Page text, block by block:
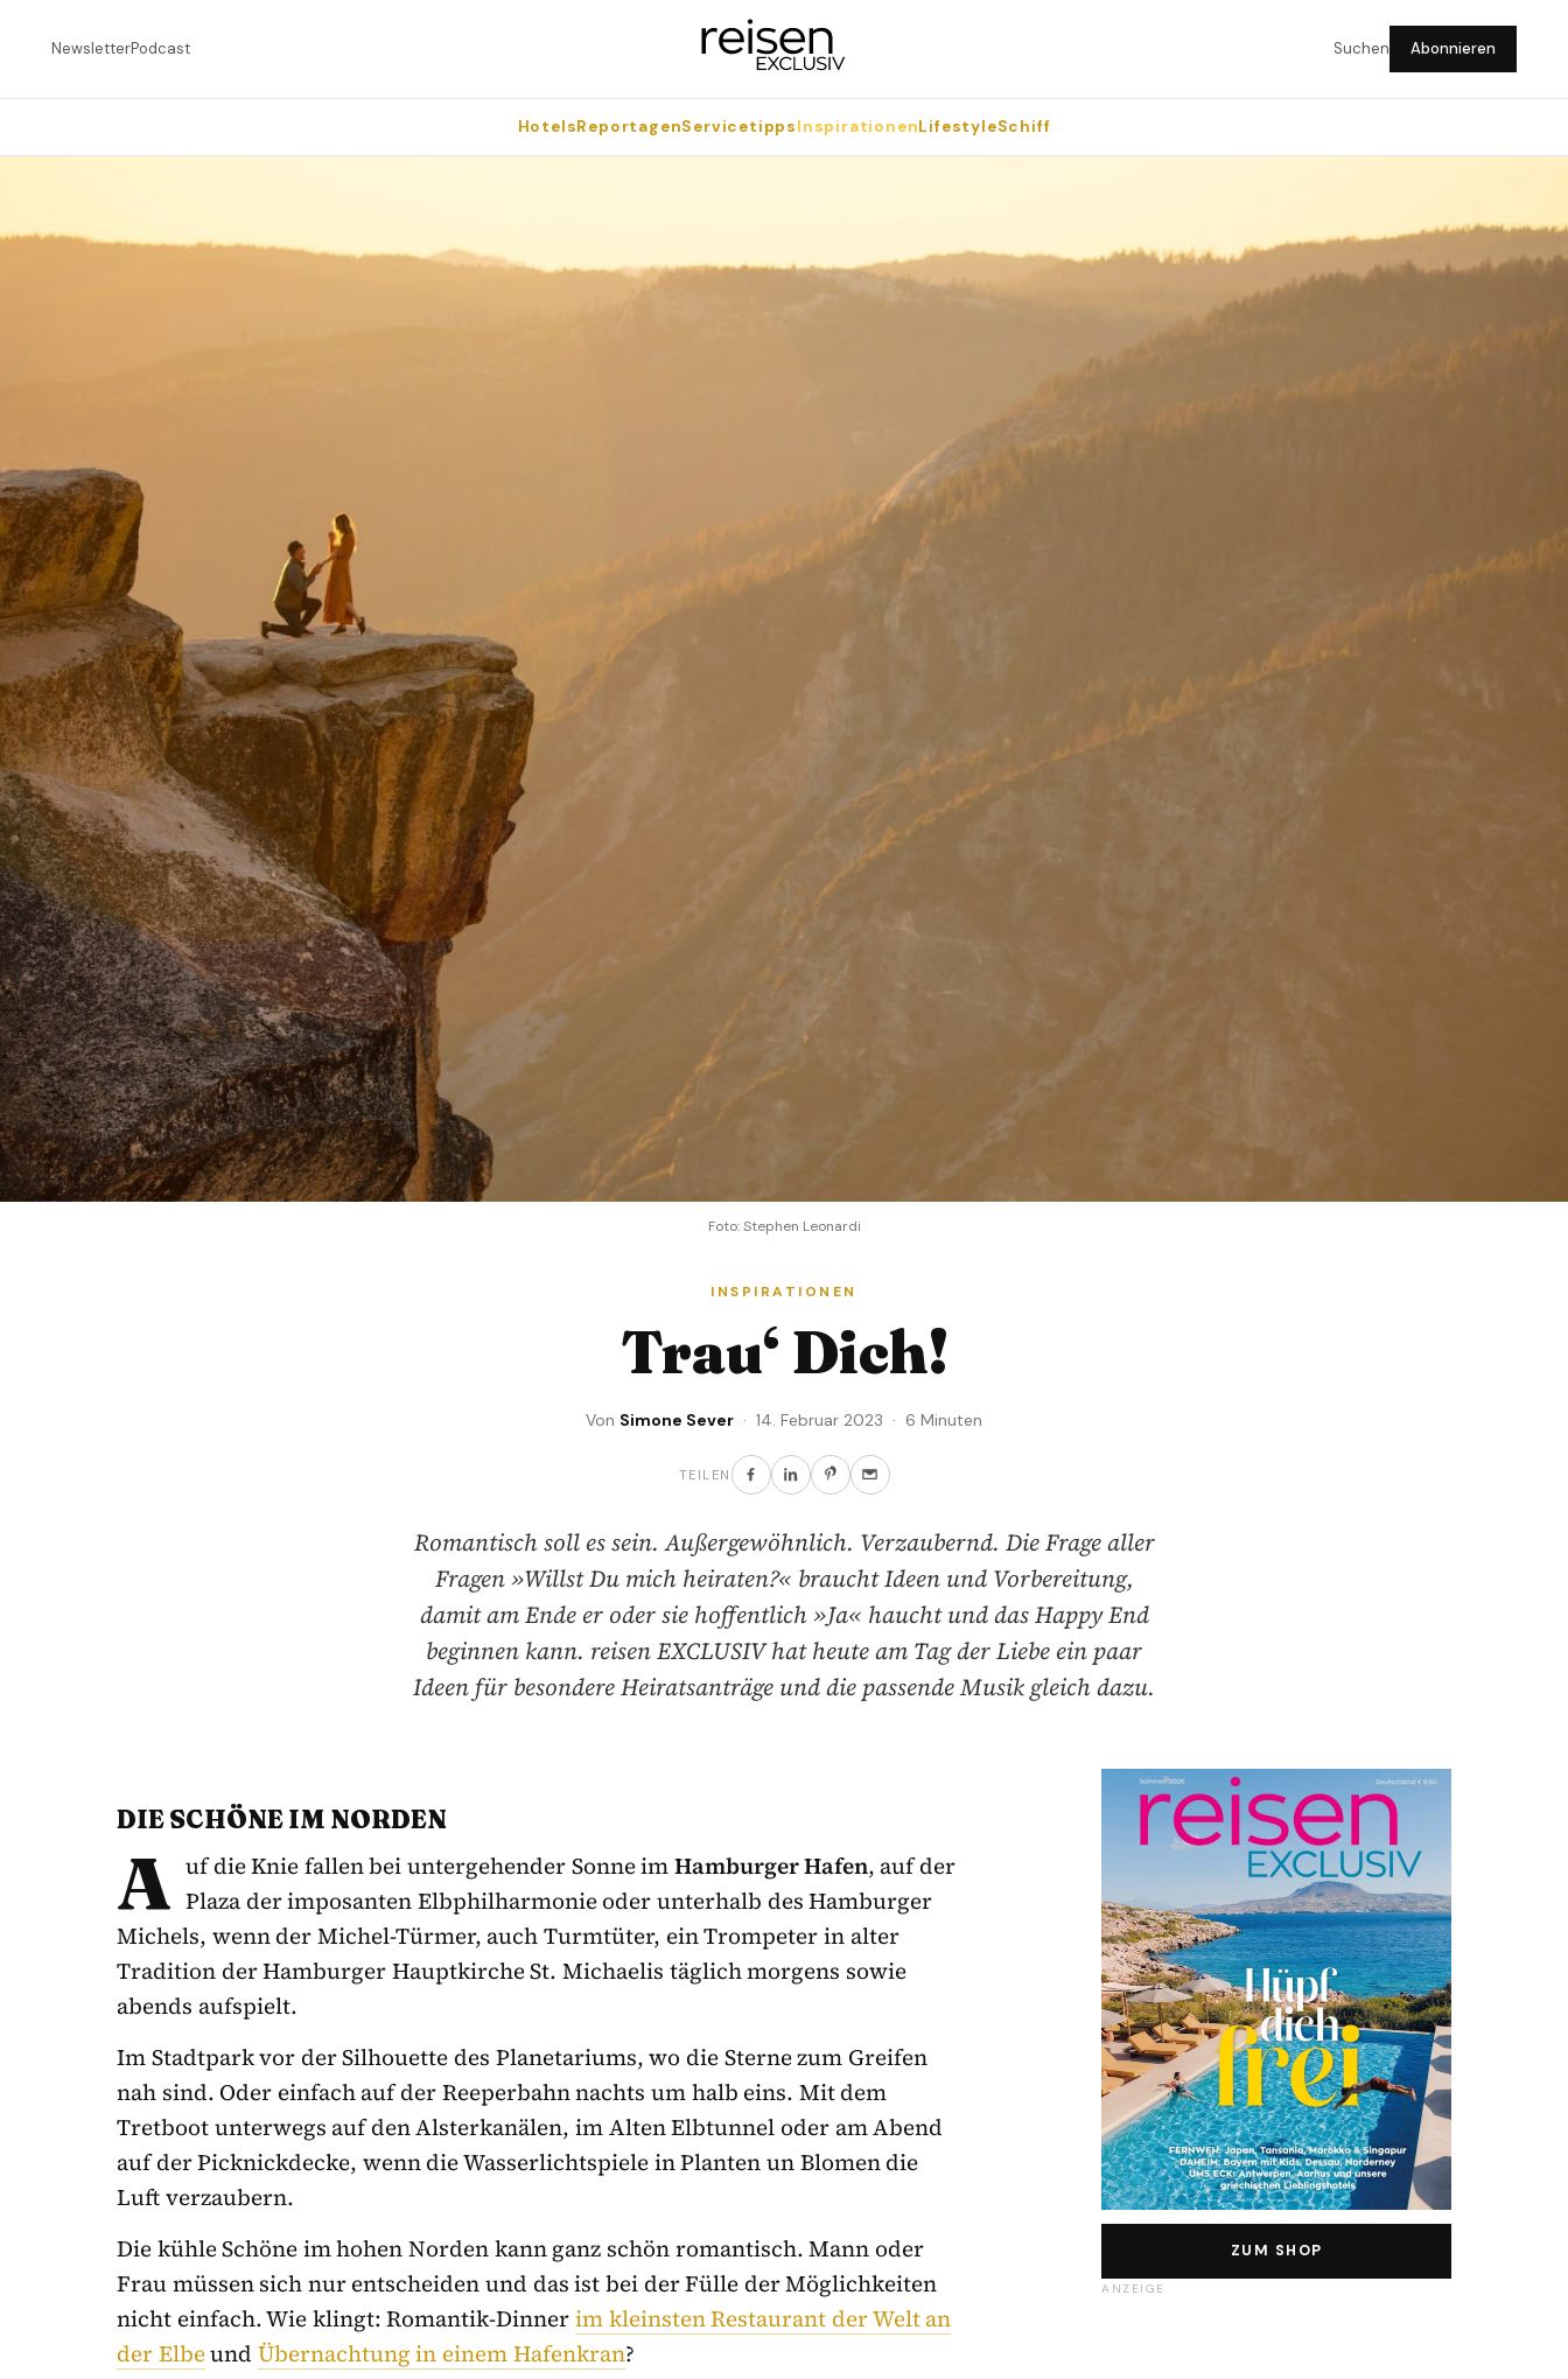
NewsletterPodcast Suchen Abonnieren
HotelsReportagenServicetippsInspirationenLifestyleSchiff
Foto: Stephen Leonardi
INSPIRATIONEN
Trau‘ Dich!
Von Simone Sever · 14. Februar 2023 · 6 Minuten
TEILEN
Romantisch soll es sein. Außergewöhnlich. Verzaubernd. Die Frage aller
Fragen »Willst Du mich heiraten?« braucht Ideen und Vorbereitung,
damit am Ende er oder sie hoffentlich »Ja« haucht und das Happy End
beginnen kann. reisen EXCLUSIV hat heute am Tag der Liebe ein paar
Ideen für besondere Heiratsanträge und die passende Musik gleich dazu.
DIE SCHÖNE IM NORDEN
A uf die Knie fallen bei untergehender Sonne imHamburger Hafen, auf der
Plaza der imposanten Elbphilharmonie oder unterhalb des Hamburger
Michels, wenn der Michel-Türmer, auch Turmtüter, ein Trompeter in alter
Tradition der Hamburger Hauptkirche St. Michaelis täglich morgens sowie
abends aufspielt.
Im Stadtpark vor der Silhouette des Planetariums, wo die Sterne zum Greifen
nah sind. Oder einfach auf der Reeperbahn nachts um halb eins. Mit dem
Tretboot unterwegs auf den Alsterkanälen, im Alten Elbtunnel oder am Abend
auf der Picknickdecke, wenn die Wasserlichtspiele in Planten un Blomen die
Luft verzaubern.
Die kühle Schöne im hohen Norden kann ganz schön romantisch. Mann oder
Frau müssen sich nur entscheiden und das ist bei der Fülle der Möglichkeiten
nicht einfach. Wie klingt: Romantik-Dinnerim kleinsten Restaurant der Welt an
der Elbeund Übernachtung in einem Hafenkran?
ZUM SHOP
ANZEIGE